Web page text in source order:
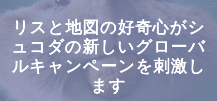
リスと地図の好奇心がシ
ュコダの新しいグローバ
ルキャンペーンを刺激し
ます